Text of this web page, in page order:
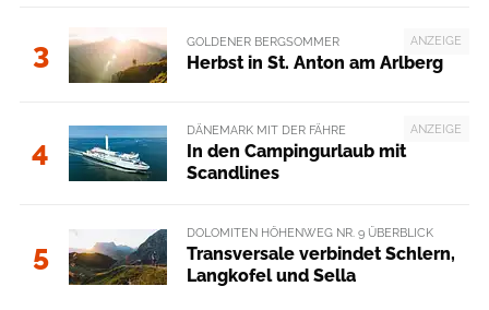
3 ANZEIGE
GOLDENER BERGSOMMER
Herbst in St. Anton am Arlberg
4
ANZEIGE
DÄNEMARK MIT DER FÄHRE
In den Campingurlaub mit
Scandlines
5
DOLOMITEN HÖHENWEG NR. 9 ÜBERBLICK
Transversale verbindet Schlern,
Langkofel und Sella